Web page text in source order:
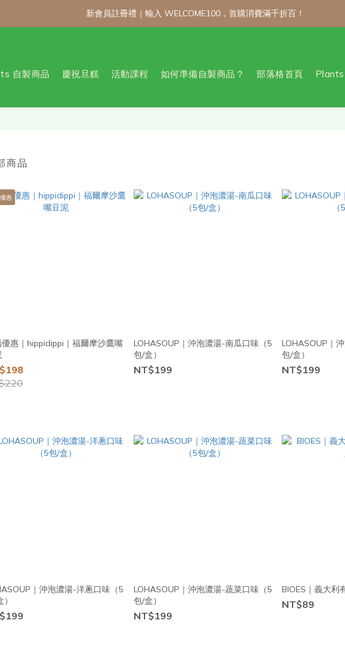
新會員註冊禮｜輸入 WELCOME100，首購消費滿千折百！
新會員註冊禮｜輸入 WELCOME100，首購消費滿千折百！
｜小超市自製商品不限金額享 9 折優惠！！把握會員日官網下單：自製無麩麵包、餅乾甜點
自製商品 慶祝旦糕 活動課程 如何準備自製商品？ 部落格首頁
商品
惠
優惠｜hippidippi｜福爾摩沙鷹嘴
LOHASOUP｜沖泡濃湯-南瓜口味（5
包/盒）
NT$199
LOHASOUP｜
包/盒）
NT$199
｜沖泡濃湯-洋蔥口味（5
LOHASOUP｜沖泡濃湯-蔬菜口味（5
包/盒）
NT$199
BIOES｜義大利
NT$89